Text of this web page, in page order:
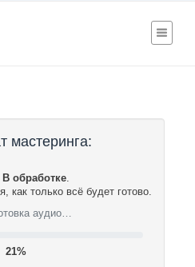
мастеринга:
В обработке.
как только всё будет готово.
аудио…
21%